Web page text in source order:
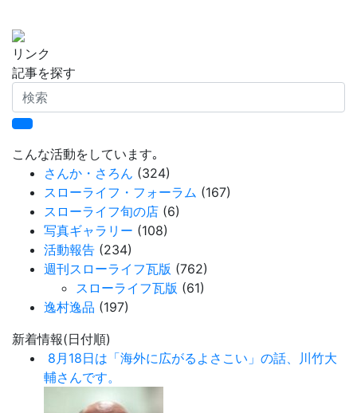
リンク
記事を探す
検
索
こんな活動をしています｡
さんか・さろん (324)
スローライフ・フォーラム (167)
スローライフ旬の店 (6)
写真ギャラリー (108)
活動報告 (234)
週刊スローライフ瓦版 (762)
スローライフ瓦版 (61)
逸村逸品 (197)
新着情報(日付順)
8月18日は「海外に広がるよさこい」の話、川竹大
輔さんです。